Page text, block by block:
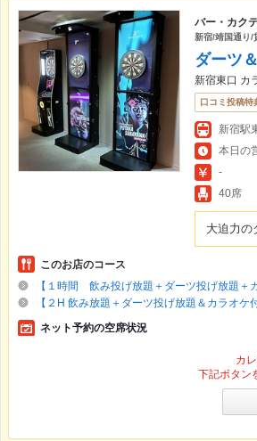
バー・カク
新宿/靖国通り/
ダーツ
新宿東口 カ
口コミ投稿特
本日の
-
40席
大迫力の
このお店のコース
【１時間 飲み投げ放題＋ダーツ投げ放題
【２H 飲み放題＋ダーツ投げ放題＆カラオ
ネット予約の空席状況
カ
下記ボタン